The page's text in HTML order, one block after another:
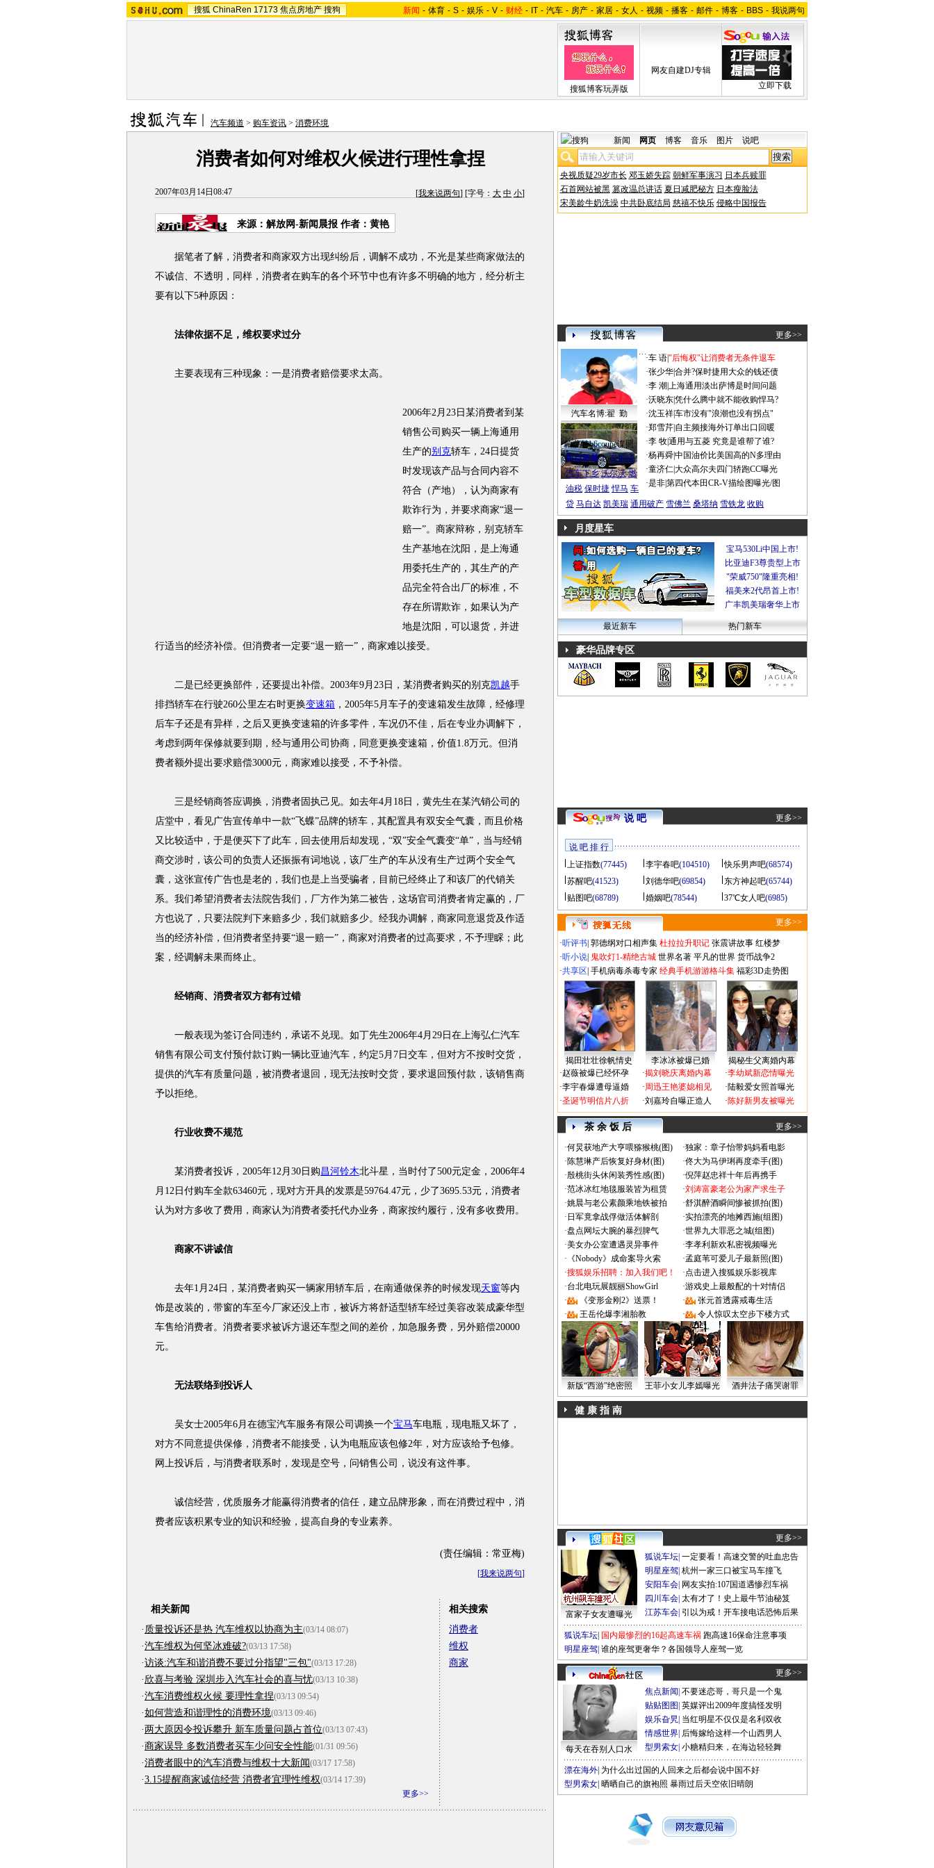
搜狐 ChinaRen 17173 焦点房地产 搜狗 新闻 - 体育 - S - 娱乐 - V - 财经 - IT - 汽车 - 房产 - 家居 - 女人 - 视频 - 播客 - 邮件 - 博客 - BBS - 我说两句
搜狐博客玩弄版
网友自建DJ专辑
立即下载
汽车频道 > 购车资讯 > 消费环境
消费者如何对维权火候进行理性拿捏
2007年03月14日08:47 [我来说两句] [字号： 大 中 小]
来源：解放网-新闻晨报 作者：黄艳
据笔者了解，消费者和商家双方出现纠纷后，调解不成功，不光是某些商家做法的
不诚信、不透明，同样，消费者在购车的各个环节中也有许多不明确的地方，经分析主
要有以下5种原因：
法律依据不足，维权要求过分
主要表现有三种现象：一是消费者赔偿要求太高。
2006年2月23日某消费者到某
销售公司购买一辆上海通用
生产的别克轿车，24日提货
时发现该产品与合同内容不
符合（产地），认为商家有
欺诈行为，并要求商家“退一
赔一”。商家辩称，别克轿车
生产基地在沈阳，是上海通
用委托生产的，其生产的产
品完全符合出厂的标准，不
存在所谓欺诈，如果认为产
地是沈阳，可以退货，并进
行适当的经济补偿。但消费者一定要“退一赔一”，商家难以接受。
二是已经更换部件，还要提出补偿。2003年9月23日，某消费者购买的别克凯越手
排挡轿车在行驶260公里左右时更换变速箱 ，2005年5月车子的变速箱发生故障，经修理
后车子还是有异样，之后又更换变速箱的许多零件，车况仍不佳，后在专业办调解下，
考虑到两年保修就要到期，经与通用公司协商，同意更换变速箱，价值1.8万元。但消
费者额外提出要求赔偿3000元，商家难以接受，不予补偿。
三是经销商答应调换，消费者固执己见。如去年4月18日，黄先生在某汽销公司的
店堂中，看见广告宣传单中一款“飞蝶”品牌的轿车，其配置具有双安全气囊，而且价格
又比较适中，于是便买下了此车，回去使用后却发现，“双”安全气囊变“单”，当与经销
商交涉时，该公司的负责人还振振有词地说，该厂生产的车从没有生产过两个安全气
囊，这张宣传广告也是老的，我们也是上当受骗者，目前已经终止了和该厂的代销关
系。我们希望消费者去法院告我们，厂方作为第二被告，这场官司消费者肯定赢的，厂
方也说了，只要法院判下来赔多少，我们就赔多少。经我办调解，商家同意退货及作适
当的经济补偿，但消费者坚持要“退一赔一”，商家对消费者的过高要求，不予理睬；此
案，经调解未果而终止。
经销商、消费者双方都有过错
一般表现为签订合同违约，承诺不兑现。如丁先生2006年4月29日在上海弘仁汽车
销售有限公司支付预付款订购一辆比亚迪汽车，约定5月7日交车，但对方不按时交货，
提供的汽车有质量问题，被消费者退回，现无法按时交货，要求退回预付款，该销售商
予以拒绝。
行业收费不规范
某消费者投诉，2005年12月30日购昌河铃木北斗星，当时付了500元定金，2006年4
月12日付购车全款63460元，现对方开具的发票是59764.47元，少了3695.53元，消费者
认为对方多收了费用，商家认为消费者委托代办业务，商家按约履行，没有多收费用。
商家不讲诚信
去年1月24日，某消费者购买一辆家用轿车后，在南通做保养的时候发现天窗等内
饰是改装的，带窗的车至今厂家还没上市，被诉方将舒适型轿车经过美容改装成豪华型
车售给消费者。消费者要求被诉方退还车型之间的差价，加急服务费，另外赔偿20000
元。
无法联络到投诉人
吴女士2005年6月在德宝汽车服务有限公司调换一个宝马车电瓶，现电瓶又坏了，
对方不同意提供保修，消费者不能接受，认为电瓶应该包修2年，对方应该给予包修。
网上投诉后，与消费者联系时，发现是空号，问销售公司，说没有这件事。
诚信经营，优质服务才能赢得消费者的信任，建立品牌形象，而在消费过程中，消
费者应该积累专业的知识和经验，提高自身的专业素养。
(责任编辑：常亚梅)
[我来说两句]
相关新闻
· 质量投诉还是热 汽车维权以协商为主(03/14 08:07)
·汽车维权为何坚冰难破?(03/13 17:58)
·访谈:汽车和谐消费不要过分指望"三包"(03/13 17:28)
· 欣喜与考验 深圳步入汽车社会的喜与忧(03/13 10:38)
·汽车消费维权火候 要理性拿捏(03/13 09:54)
·如何营造和谐理性的消费环境(03/13 09:46)
· 两大原因令投诉攀升 新车质量问题占首位(03/13 07:43)
·商家误导 多数消费者买车少问安全性能(01/31 09:56)
·消费者眼中的汽车消费与维权十大新闻(03/17 17:58)
·3.15提醒商家诚信经营 消费者宜理性维权(03/14 17:39)
更多>>
相关搜索
消费者
维权
商家
新闻 网页 博客 音乐 图片 说吧
央视质疑29岁市长 邓玉娇失踪 朝鲜军事演习 日本兵赎罪
石首网站被黑 篡改温总讲话 夏日减肥秘方 日本瘦脸法
宋美龄牛奶洗澡 中共卧底结局 慈禧不快乐 侵略中国报告
更多>>
汽车名博:翟 勤
帕萨特b6coupe谍照
·车 语|"后悔权"让消费者无条件退车
·张少华|合并?保时捷用大众的钱还债
·李 潮 上海通用淡出萨博是时间问题
·沃晓东|凭什么腾中就不能收购悍马?
·沈玉祥|车市没有"浪潮也没有拐点"
·郑雪芹| 自主频接海外订单出口回暖
·李 牧|通用与五菱 究竟是谁帮了谁?
·杨再舜|中国油价比美国高的N多理由
·童济仁|大众高尔夫四门轿跑CC曝光
·是非|第四代本田CR-V描绘图曝光/图
热点标签： 车船税
汽车下乡 沃尔沃 燃
油税 保时捷 悍马 车
贷 马自达 凯美瑞 通用破产 雪佛兰 桑塔纳 雪铁龙 收购
月度星车
宝马530Li中国上市!
比亚迪F3尊贵型上市
"荣威750"隆重亮相!
福美来2代昂首上市!
广丰凯美瑞奢华上市
最近新车 热门新车
豪华品牌专区
说 吧 更多>>
说 吧 排 行
上证指数(77445) 李宇春吧(104510) 快乐男声吧(68574)
苏醒吧(41523) 刘德华吧(69854) 东方神起吧(65744)
贴图吧(68789) 婚姻吧(78544) 37℃女人吧(6985)
更多>>
·听评书 郭德纲对口相声集 杜拉拉升职记 张震讲故事 红楼梦
·听小说 鬼吹灯1-精绝古城 世界名著 平凡的世界 货币战争2
·共享区 手机病毒杀毒专家 经典手机游游格斗集 福彩3D走势图
揭田壮壮徐帆情史 李冰冰被爆已婚
揭秘生父离婚内幕
·赵薇被爆已经怀孕
·李宇春爆遭母逼婚
·圣诞节明信片八折
·揭刘晓庆离婚内幕
·周迅王艳婆媳相见
·刘嘉玲自曝正造人
·李幼斌新恋情曝光
·陆毅爱女照首曝光
·陈好新男友被曝光
茶 余 饭 后 更多>>
·何炅获地产大亨喂猕猴桃(图) ·独家：章子怡带妈妈看电影
·陈慧琳产后恢复好身材(图) ·佟大为马伊琍再度牵手(图)
·殷桃街头休闲装秀性感(图) ·倪萍赵忠祥十年后再携手
·范冰冰红地毯服装皆为租赁 ·刘涛富豪老公为家产求生子
·姚晨与老公素颜乘地铁被拍 ·舒淇醉酒瞬间惨被抓拍(图)
· 日军竟拿战俘做活体解剖 ·实拍漂亮的地摊西施(组图)
·盘点网坛大腕的暴烈脾气 ·世界九大罪恶之城(组图)
·美女办公室遭遇灵异事件 ·李孝利新欢私密视频曝光
· 《Nobody》成命案导火索 ·孟庭苇可爱儿子最新照(图)
·搜狐娱乐招聘：加入我们吧！ ·点击进入搜狐娱乐影视库
·台北电玩展靓丽ShowGirl ·游戏史上最般配的十对情侣
·
《变形金刚2》送票！ ·
张元首透露戒毒生活
·
王岳伦爆李湘胎教 · 令人惊叹太空步下楼方式
新版“西游”绝密照 王菲小女儿李嫣曝光 酒井法子痛哭谢罪
健 康 指 南
更多>>
富家子女友遭曝光
狐说车坛 一定要看！高速交警的吐血忠告
明星座驾 杭州一家三口被宝马车撞飞
安阳车会 网友实拍:107国道遇惨烈车祸
四川车会 太有才了！史上最牛节油秘笈
江苏车会 引以为戒！开车接电话恐怖后果
狐说车坛 国内最惨烈的16起高速车祸 跑高速16保命注意事项
明星座驾 谁的座驾更奢华？各国领导人座驾一览
更多>>
每天在吞别人口水
焦点新闻 不要迷恋哥，哥只是一个鬼
贴贴图图 英媒评出2009年度搞怪发明
娱乐旮旯 当红明星不仅仅是名利双收
情感世界 后悔嫁给这样一个山西男人
型男索女 小糖精归来，在海边轻轻舞
漂在海外 为什么出过国的人回来之后都会说中国不好
型男索女 晒晒自己的旗袍照 暴雨过后天空依旧晴朗